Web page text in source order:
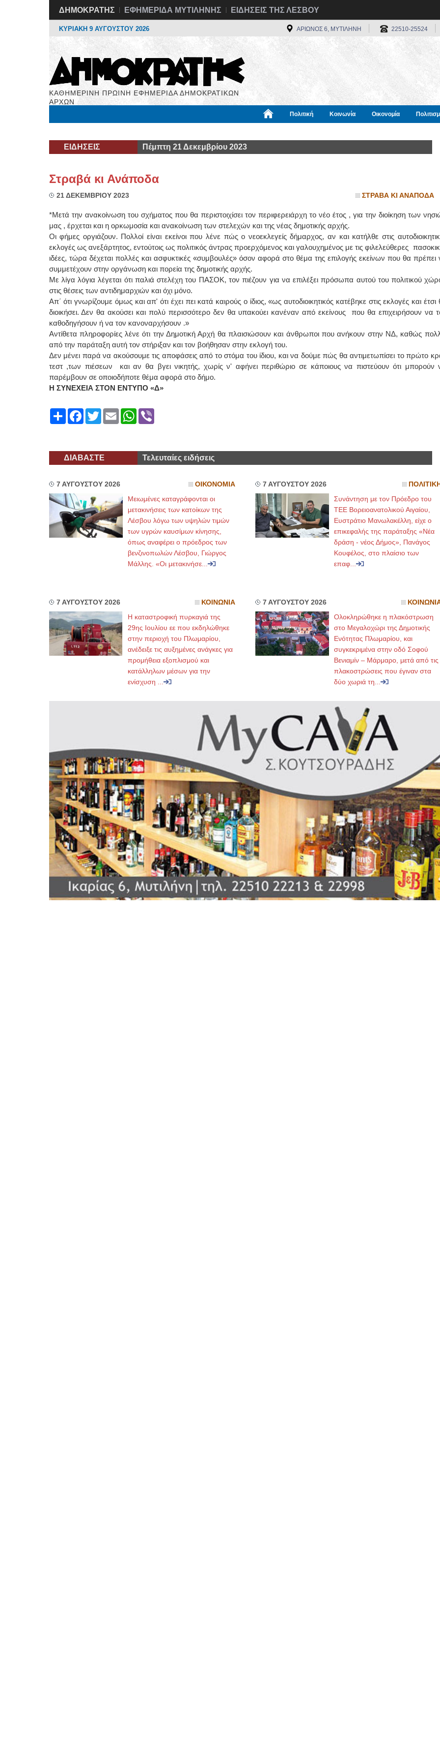
ΔΗΜΟΚΡΑΤΗΣ ΕΦΗΜΕΡΙΔΑ ΜΥΤΙΛΗΝΗΣ ΕΙΔΗΣΕΙΣ ΤΗΣ ΛΕΣΒΟΥ
ΚΥΡΙΑΚΗ 9 ΑΥΓΟΥΣΤΟΥ 2026 ΑΡΙΩΝΟΣ 6, ΜΥΤΙΛΗΝΗ 22510-25524
ΚΑΘΗΜΕΡΙΝΗ ΠΡΩΙΝΗ ΕΦΗΜΕΡΙΔΑ ΔΗΜΟΚΡΑΤΙΚΩΝ
ΑΡΧΩΝ
Πολιτική Κοινωνία Οικονομία
ΕΙΔΗΣΕΙΣ Πέμπτη 21 Δεκεμβρίου 2023
Στραβά κι Ανάποδα
21 ΔΕΚΕΜΒΡΙΟΥ 2023 ΣΤΡΑΒΑ ΚΙ ΑΝΑΠΟΔΑ
*Μετά την ανακοίνωση του σχήματος που θα περιστοιχίσει τον περιφερειάρχη το νέο έτος , για την διοίκηση των
μας , έρχεται και η ορκωμοσία και ανακοίνωση των στελεχών και της νέας δημοτικής αρχής.
Οι φήμες οργιάζουν. Πολλοί είναι εκείνοι που λένε πώς ο νεοεκλεγείς δήμαρχος, αν και κατήλθε στις
εκλογές ως ανεξάρτητος, εντούτοις ως πολιτικός άντρας προερχόμενος και γαλουχημένος με τις φιλελεύθερες
ιδέες, τώρα δέχεται πολλές και ασφυκτικές «συμβουλές» όσον αφορά στο θέμα της επιλογής εκείνων που θα πρέπει
συμμετέχουν στην οργάνωση και πορεία της δημοτικής αρχής.
Με λίγα λόγια λέγεται ότι παλιά στελέχη του ΠΑΣΟΚ, τον πιέζουν για να επιλέξει πρόσωπα αυτού του πολιτικού
στις θέσεις των αντιδημαρχιών και όχι μόνο.
Απ΄ ότι γνωρίζουμε όμως και απ' ότι έχει πει κατά καιρούς ο ίδιος, «ως αυτοδιοικητικός κατέβηκε στις εκλογές και έτσι
διοικήσει. Δεν θα ακούσει και πολύ περισσότερο δεν θα υπακούει κανέναν από εκείνους που θα επιχειρήσουν να
καθοδηγήσουν ή να τον κανοναρχήσουν .»
Αντίθετα πληροφορίες λένε ότι την Δημοτική Αρχή θα πλαισιώσουν και άνθρωποι που ανήκουν στην ΝΔ, καθώς
από την παράταξη αυτή τον στήριξαν και τον βοήθησαν στην εκλογή του.
Δεν μένει παρά να ακούσουμε τις αποφάσεις από το στόμα του ίδιου, και να δούμε πώς θα αντιμετωπίσει το πρώτο
τεστ ,των πιέσεων και αν θα βγει νικητής, χωρίς ν' αφήνει περιθώριο σε κάποιους να πιστεύουν ότι μπορούν
παρέμβουν σε οποιοδήποτε θέμα αφορά στο δήμο.
Η ΣΥΝΕΧΕΙΑ ΣΤΟΝ ΕΝΤΥΠΟ «Δ»
ShareFacebook
TwitterEmailWhatsApp
Viber
ΔΙΑΒΑΣΤΕ Τελευταίες ειδήσεις
7 ΑΥΓΟΥΣΤΟΥ 2026 ΟΙΚΟΝΟΜΙΑ
Μειωμένες καταγράφονται οι
μετακινήσεις των κατοίκων της
Λέσβου λόγω των υψηλών τιμών
των υγρών καυσίμων κίνησης,
όπως αναφέρει ο πρόεδρος των
βενζινοπωλών Λέσβου, Γιώργος
Μάλλης. «Οι μετακινήσε...
7 ΑΥΓΟΥΣΤΟΥ 2026 ΠΟΛΙΤΙΚΗ
Συνάντηση με τον Πρόεδρο του
ΤΕΕ Βορειοανατολικού Αιγαίου,
Ευστράτιο Μανωλακέλλη, είχε ο
επικεφαλής της παράταξης «Νέα
δράση - νέος Δήμος», Πανάγος
Κουφέλος, στο πλαίσιο των
επαφ...
7 ΑΥΓΟΥΣΤΟΥ 2026 ΚΟΙΝΩΝΙΑ
Η καταστροφική πυρκαγιά της
29ης Ιουλίου εε που εκδηλώθηκε
στην περιοχή του Πλωμαρίου,
ανέδειξε τις αυξημένες ανάγκες για
προμήθεια εξοπλισμού και
κατάλληλων μέσων για την
ενίσχυση ...
7 ΑΥΓΟΥΣΤΟΥ 2026
Ολοκληρώθηκε η πλακόστρωση
στο Μεγαλοχώρι της Δημοτικής
Ενότητας Πλωμαρίου, και
συγκεκριμένα στην οδό Σοφού
Βενιαμίν – Μάρμαρο, μετά από τις
πλακοστρώσεις που έγιναν στα
δύο χωριά τη...
Πανεπιστημίου Αθηνών
Καλλιπόλεως 3,Νέα Σμύρνη,
τηλ:210-9320215
Καβέτσου 10, Μυτιλήνη, τηλ:
2251038065
Χειρουργός Ωτορινολαρυγγολόγος
Έλενα Μπούμπα
2102467085 & 6938502258
email- elenboumpa@gmail.com